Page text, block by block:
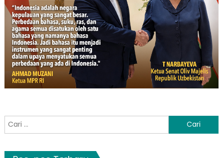
Cari
untuk: